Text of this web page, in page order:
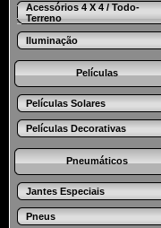
Acessórios 4 X 4 / Todo-
Terreno
Iluminação
Películas
Películas Solares
Películas Decorativas
Pneumáticos
Jantes Especiais
Pneus